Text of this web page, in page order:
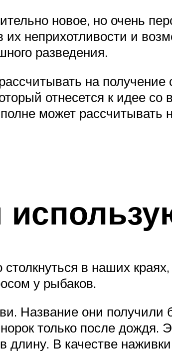
новое, но очень
неприхотливости и
разведения.
на получение
отнесется к идее со
может
в наших
у рыбаков.
Название они получили
только после дождя.
длину. В качестве